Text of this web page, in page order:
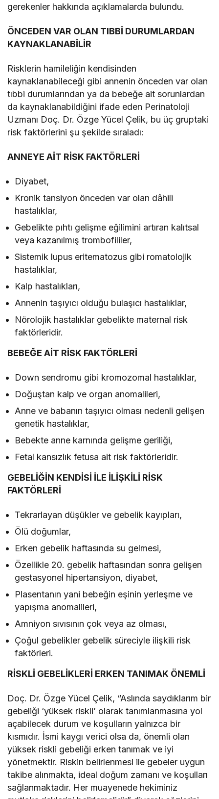
gerekenler hakkında açıklamalarda bulundu.
ÖNCEDEN VAR OLAN TIBBİ DURUMLARDAN
KAYNAKLANABİLİR
Risklerin hamileliğin kendisinden
kaynaklanabileceği gibi annenin önceden var olan
tıbbi durumlarından ya da bebeğe ait sorunlardan
da kaynaklanabildiğini ifade eden Perinatoloji
Uzmanı Doç. Dr. Özge Yücel Çelik, bu üç gruptaki
risk faktörlerini şu şekilde sıraladı:
ANNEYE AİT RİSK FAKTÖRLERİ
Diyabet,
Kronik tansiyon önceden var olan dâhili
hastalıklar,
Gebelikte pıhtı gelişme eğilimini artıran kalıtsal
veya kazanılmış trombofililer,
Sistemik lupus eritematozus gibi romatolojik
hastalıklar,
Kalp hastalıkları,
Annenin taşıyıcı olduğu bulaşıcı hastalıklar,
Nörolojik hastalıklar gebelikte maternal risk
faktörleridir.
BEBEĞE AİT RİSK FAKTÖRLERİ
Down sendromu gibi kromozomal hastalıklar,
Doğuştan kalp ve organ anomalileri,
Anne ve babanın taşıyıcı olması nedenli gelişen
genetik hastalıklar,
Bebekte anne karnında gelişme geriliği,
Fetal kansızlık fetusa ait risk faktörleridir.
GEBELİĞİN KENDİSİ İLE İLİŞKİLİ RİSK
FAKTÖRLERİ
Tekrarlayan düşükler ve gebelik kayıpları,
Ölü doğumlar,
Erken gebelik haftasında su gelmesi,
Özellikle 20. gebelik haftasından sonra gelişen
gestasyonel hipertansiyon, diyabet,
Plasentanın yani bebeğin eşinin yerleşme ve
yapışma anomalileri,
Amniyon sıvısının çok veya az olması,
Çoğul gebelikler gebelik süreciyle ilişkili risk
faktörleri.
RİSKLİ GEBELİKLERİ ERKEN TANIMAK ÖNEMLİ
Doç. Dr. Özge Yücel Çelik, “Aslında saydıklarım bir
gebeliği ‘yüksek riskli’ olarak tanımlanmasına yol
açabilecek durum ve koşulların yalnızca bir
kısmıdır. İsmi kaygı verici olsa da, önemli olan
yüksek riskli gebeliği erken tanımak ve iyi
yönetmektir. Riskin belirlenmesi ile gebeler uygun
takibe alınmakta, ideal doğum zamanı ve koşulları
sağlanmaktadır. Her muayenede hekiminiz